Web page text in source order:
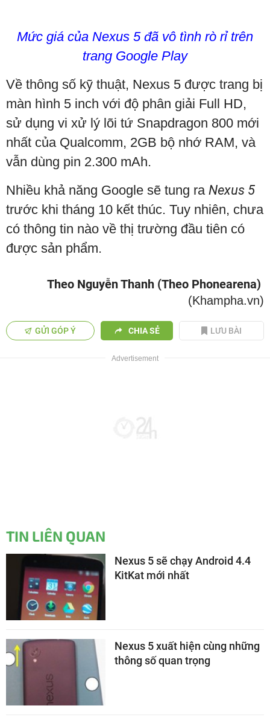
Mức giá của Nexus 5 đã vô tình rò rỉ trên
trang Google Play
Về thông số kỹ thuật, Nexus 5 được trang bị
màn hình 5 inch với độ phân giải Full HD,
sử dụng vi xử lý lõi tứ Snapdragon 800 mới
nhất của Qualcomm, 2GB bộ nhớ RAM, và
vẫn dùng pin 2.300 mAh.
Nhiều khả năng Google sẽ tung ra Nexus 5
trước khi tháng 10 kết thúc. Tuy nhiên, chưa
có thông tin nào về thị trường đầu tiên có
được sản phẩm.
Theo Nguyễn Thanh (Theo Phonearena)
(Khampha.vn)
GỬI GÓP Ý CHIA SẺ LƯU BÀI
TIN LIÊN QUAN
Nexus 5 sẽ chạy Android 4.4
KitKat mới nhất
Nexus 5 xuất hiện cùng những
thông số quan trọng